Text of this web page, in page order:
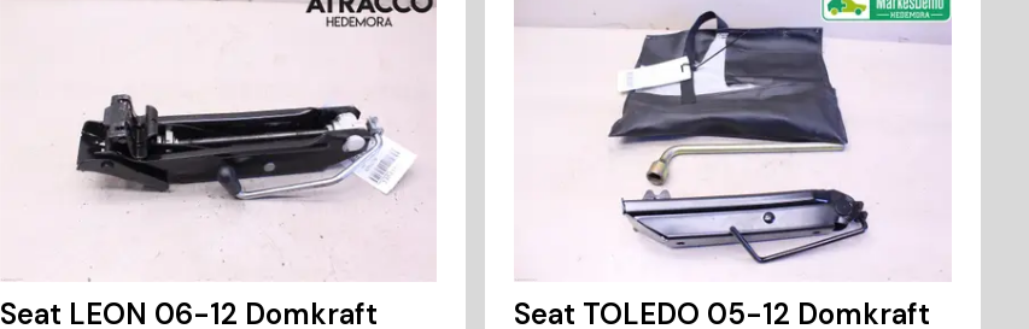
Seat LEON 06-12 Domkraft Seat TOLEDO 05-12 Domkraft